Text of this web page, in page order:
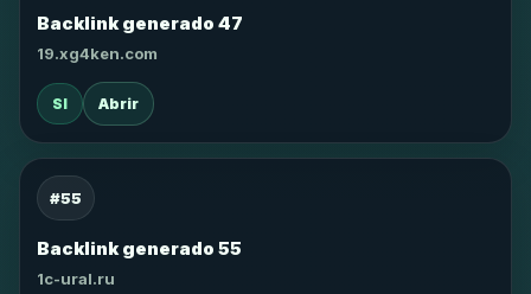
Backlink generado 47
19.xg4ken.com
SI Abrir
#55
Backlink generado 55
1c-ural.ru